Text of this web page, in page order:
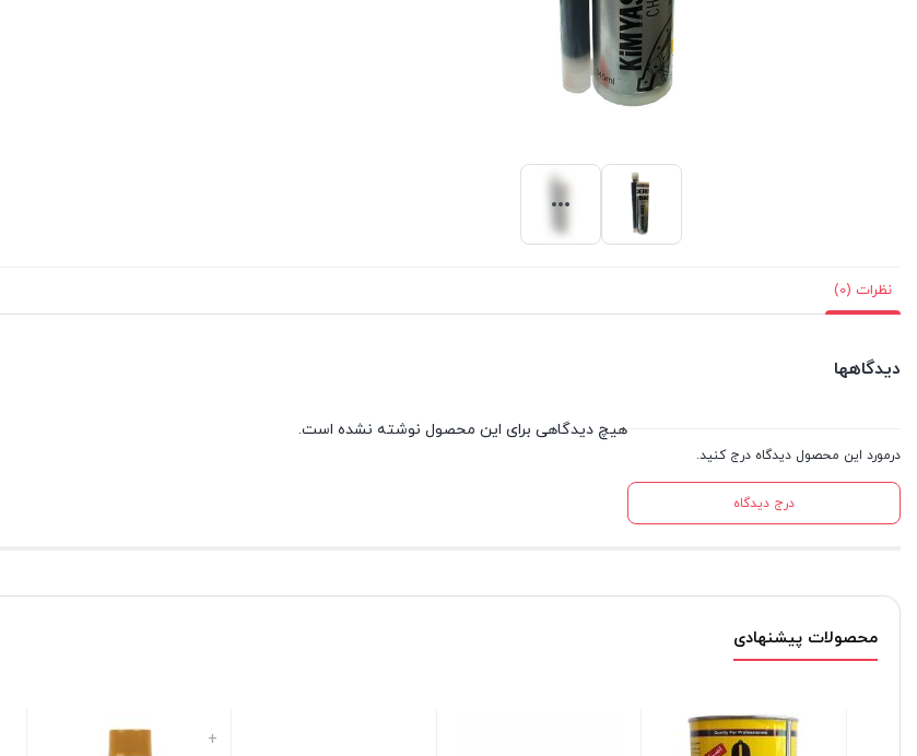
نظرات (0)
دیدگاهها
درمورد این محصول دیدگاه درج کنید.
درج دیدگاه
هیچ دیدگاهی برای این محصول نوشته نشده است.
محصولات پیشنهادی